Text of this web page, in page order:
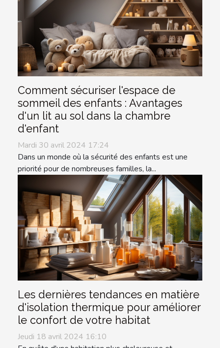
Comment sécuriser l'espace de
sommeil des enfants : Avantages
d'un lit au sol dans la chambre
d'enfant
Mardi 30 avril 2024 17:24
Dans un monde où la sécurité des enfants est une
priorité pour de nombreuses familles, la...
Les dernières tendances en matière
d'isolation thermique pour améliorer
le confort de votre habitat
Jeudi 18 avril 2024 16:10